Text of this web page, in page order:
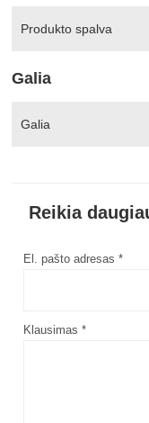
Produkto spalva
Galia
Galia
Reikia
El. pašto adresas *
Klausimas *